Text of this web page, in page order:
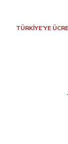
TÜRKİYE’YE